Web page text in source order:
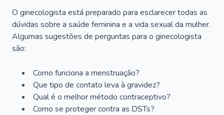
O ginecologista está preparado para esclarecer todas as
dúvidas sobre a saúde feminina e a vida sexual da mulher.
Algumas sugestões de perguntas para o ginecologista
são:
Como funciona a menstruação?
Que tipo de contato leva à gravidez?
Qual é o melhor método contraceptivo?
Como se proteger contra as DSTs?